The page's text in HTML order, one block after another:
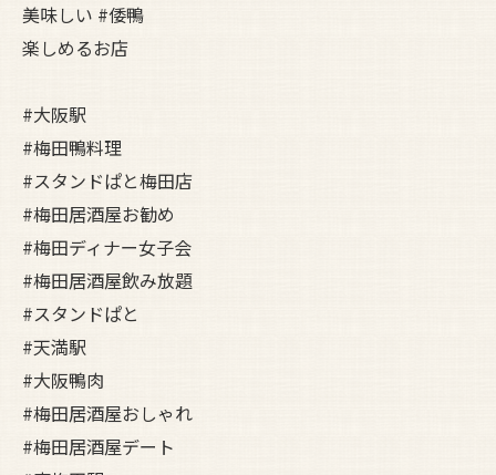
美味しい #倭鴨
楽しめるお店
#大阪駅
#梅田鴨料理
#スタンドぱと梅田店
#梅田居酒屋お勧め
#梅田ディナー女子会
#梅田居酒屋飲み放題
#スタンドぱと
#天満駅
#大阪鴨肉
#梅田居酒屋おしゃれ
#梅田居酒屋デート